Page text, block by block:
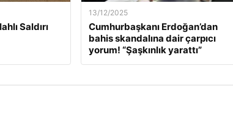
Saldırı
13/12/2025
Cumhurbaşkanı Erdoğan’dan
bahis skandalına dair çarpıcı
yorum! “Şaşkınlık yarattı”